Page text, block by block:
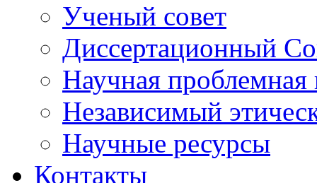
Ученый совет
Диссертационный
Научная проблемная
Независимый
Научные ресурсы
Контакты